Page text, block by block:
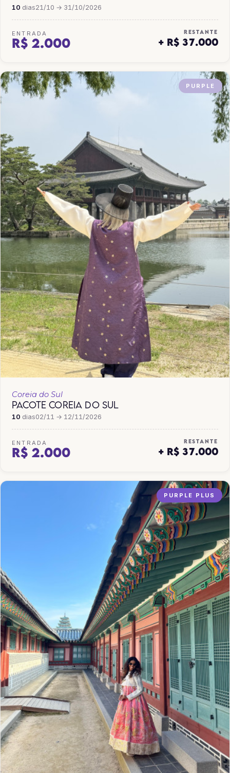
10 dias21/10 → 31/10/2026
ENTRADA
R$ 2.000
RESTANTE
+ R$ 37.000
PURPLE
Coreia do Sul
PACOTE COREIA DO SUL
10 dias02/11 → 12/11/2026
ENTRADA
R$ 2.000
RESTANTE
+ R$ 37.000
PURPLE PLUS